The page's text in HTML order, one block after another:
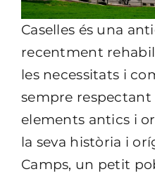
Caselles és una
recentment
les necessitats i
sempre respectant
elements antics i
la seva història i
Camps, un petit